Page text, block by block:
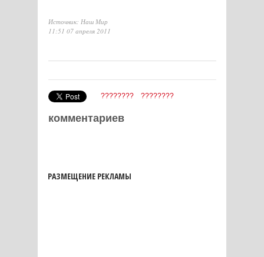
Источник: Наш Мир
11:51 07 апреля 2011
???????? ????????
комментариев
РАЗМЕЩЕНИЕ РЕКЛАМЫ